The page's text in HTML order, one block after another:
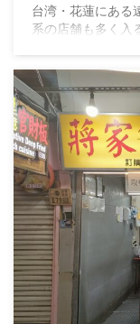
台湾・花蓮にある
系の店舗も多く入